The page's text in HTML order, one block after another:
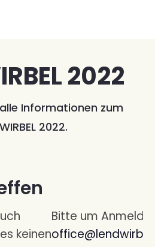
2022
Informationen zum
2022.
keinen
Bitte um